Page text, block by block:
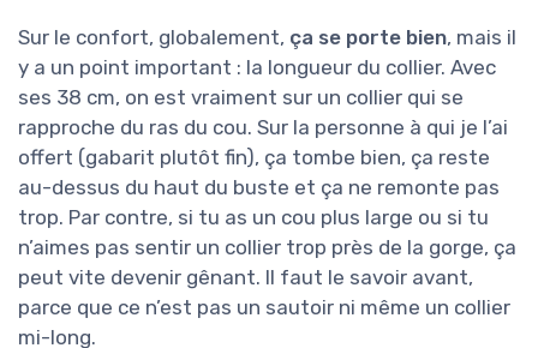
Sur le confort, globalement, ça se porte bien, mais il
y a un point important : la longueur du collier. Avec
ses 38 cm, on est vraiment sur un collier qui se
rapproche du ras du cou. Sur la personne à qui je l’ai
offert (gabarit plutôt fin), ça tombe bien, ça reste
au-dessus du haut du buste et ça ne remonte pas
trop. Par contre, si tu as un cou plus large ou si tu
n’aimes pas sentir un collier trop près de la gorge, ça
peut vite devenir gênant. Il faut le savoir avant,
parce que ce n’est pas un sautoir ni même un collier
mi-long.